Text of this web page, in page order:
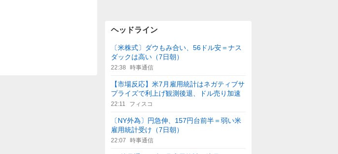
ヘッドライン
〔米株式〕ダウもみ合い、56ドル安＝ナス
ダックは高い（7日朝）
22:38 時事通信
【市場反応】米7月雇用統計はネガティブサ
プライズで利上げ観測後退、ドル売り加速
22:11 フィスコ
〔NY外為〕円急伸、157円台前半＝弱い米
雇用統計受け（7日朝）
22:07 時事通信